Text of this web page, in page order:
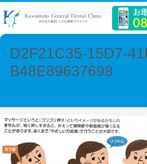
D2F21C35-15D7-
B48E89637698